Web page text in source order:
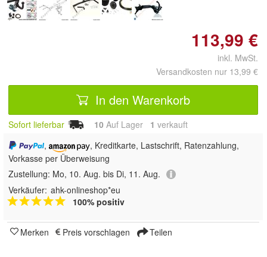
113,99 €
inkl. MwSt.
Versandkosten nur 13,99 €
In den Warenkorb
Sofort lieferbar 10 Auf Lager 1 verkauft
,
, Kreditkarte, Lastschrift, Ratenzahlung,
Vorkasse per Überweisung
Zustellung: Mo, 10. Aug. bis Di, 11. Aug.
Verkäufer: ahk-onlineshop*eu
100% positiv
Merken Preis vorschlagen Teilen